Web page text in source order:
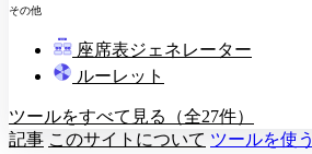
その他
教壇
座席表ジェネレーター
ルーレット
ツールをすべて見る（全27件）
記事 このサイトについて ツールを使う